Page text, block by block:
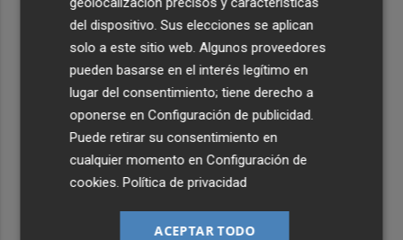
TIERRA DE EMPRESAS
del dispositivo. Sus elecciones se aplican
solo a este sitio web. Algunos proveedores
pueden basarse en el interés legítimo en
lugar del consentimiento; tiene derecho a
oponerse enConfiguración de publicidad.
Puede retirar su consentimiento en
cualquier momento enConfiguración de
cookies.Política de privacidad
ACEPTAR TODO